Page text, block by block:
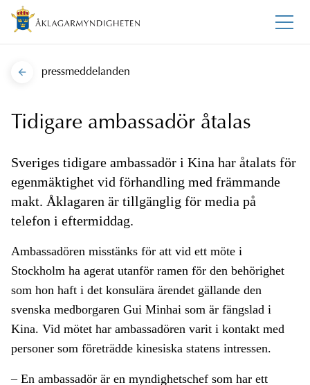
pressmeddelanden
Tidigare ambassadör åtalas
Sveriges tidigare ambassadör i Kina har åtalats för
egenmäktighet vid förhandling med främmande
makt. Åklagaren är tillgänglig för media på
telefon i eftermiddag.
Ambassadören misstänks för att vid ett möte i
Stockholm ha agerat utanför ramen för den behörighet
som hon haft i det konsulära ärendet gällande den
svenska medborgaren Gui Minhai som är fängslad i
Kina. Vid mötet har ambassadören varit i kontakt med
personer som företrädde kinesiska statens intressen.
– En ambassadör är en myndighetschef som har ett